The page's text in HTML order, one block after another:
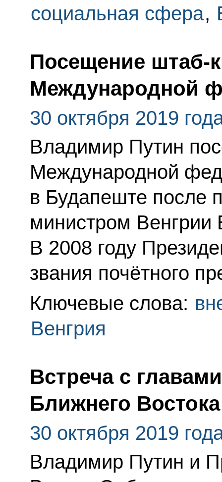
социальная сфера,
Посещение штаб-
Международной
30 октября 2019
Владимир Путин
Международной
в Будапеште после
министром
В 2008 году
звания почётного
Ключевые слова:
Венгрия
Встреча с
Ближнего Востока
30 октября 2019
Владимир Путин и